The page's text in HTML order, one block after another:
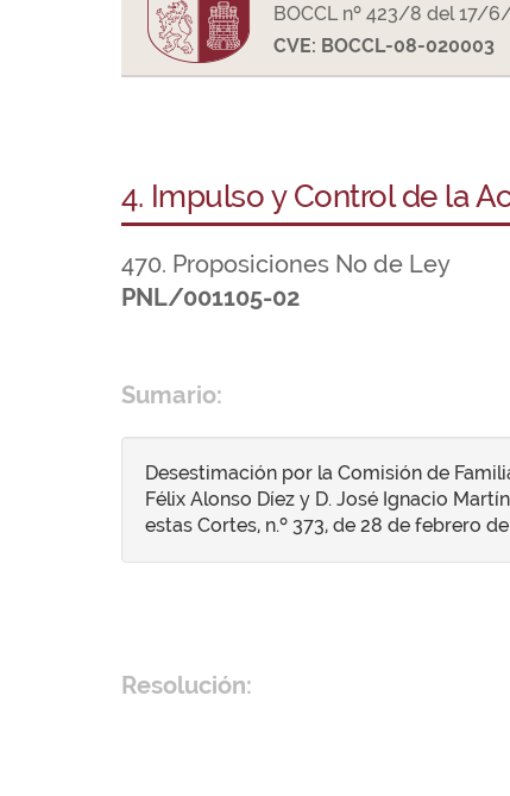
BOCCL nº 423/8 del 17/
CVE: BOCCL-08-020003
4. Impulso y Control de la
470. Proposiciones No de Ley
PNL/001105-02
Sumario:
Desestimación por la Comisión de
Félix Alonso Díez y D. José Ignacio
estas Cortes, n.º 373, de 28 de febrero
Resolución: